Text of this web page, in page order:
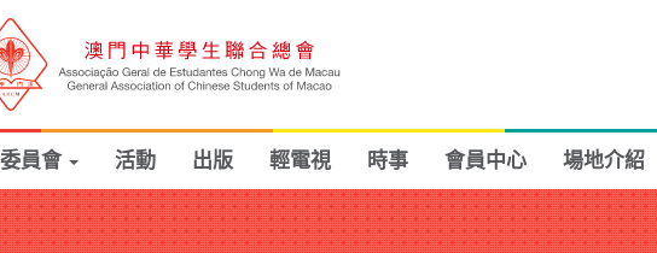
委員會 活動 出版 輕電視 時事 會員中心 場地介紹